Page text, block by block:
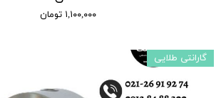
۱,۱۰۰,۰۰۰ تومان
گارانتی طلایی